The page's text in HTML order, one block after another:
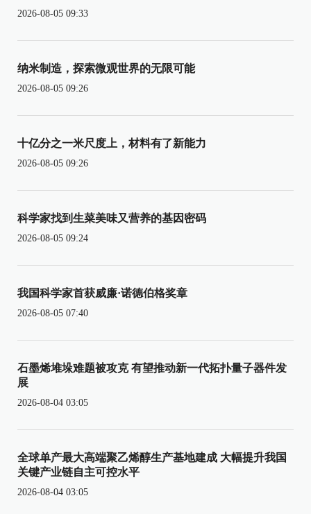
2026-08-05 09:33
纳米制造，探索微观世界的无限可能
2026-08-05 09:26
十亿分之一米尺度上，材料有了新能力
2026-08-05 09:26
科学家找到生菜美味又营养的基因密码
2026-08-05 09:24
我国科学家首获威廉·诺德伯格奖章
2026-08-05 07:40
石墨烯堆垛难题被攻克 有望推动新一代拓扑量子器件发
展
2026-08-04 03:05
全球单产最大高端聚乙烯醇生产基地建成 大幅提升我国
关键产业链自主可控水平
2026-08-04 03:05